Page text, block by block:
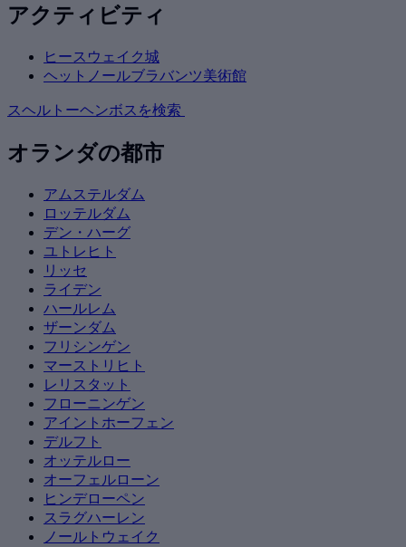
アクティビティ
ヒースウェイク城
ヘットノールブラバンツ美術館
スヘルトーヘンボスを検索
オランダの都市
アムステルダム
ロッテルダム
デン・ハーグ
ユトレヒト
リッセ
ライデン
ハールレム
ザーンダム
フリシンゲン
マーストリヒト
レリスタット
フローニンゲン
アイントホーフェン
デルフト
オッテルロー
オーフェルローン
ヒンデローペン
スラグハーレン
ノールトウェイク